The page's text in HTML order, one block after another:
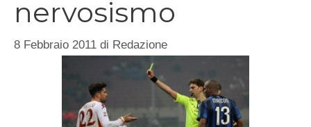
nervosismo
8 Febbraio 2011 di Redazione